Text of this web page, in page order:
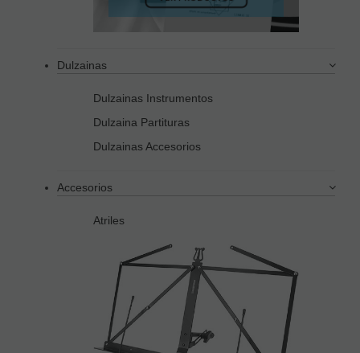
Dulzainas
Dulzainas Instrumentos
Dulzaina Partituras
Dulzainas Accesorios
Accesorios
Atriles